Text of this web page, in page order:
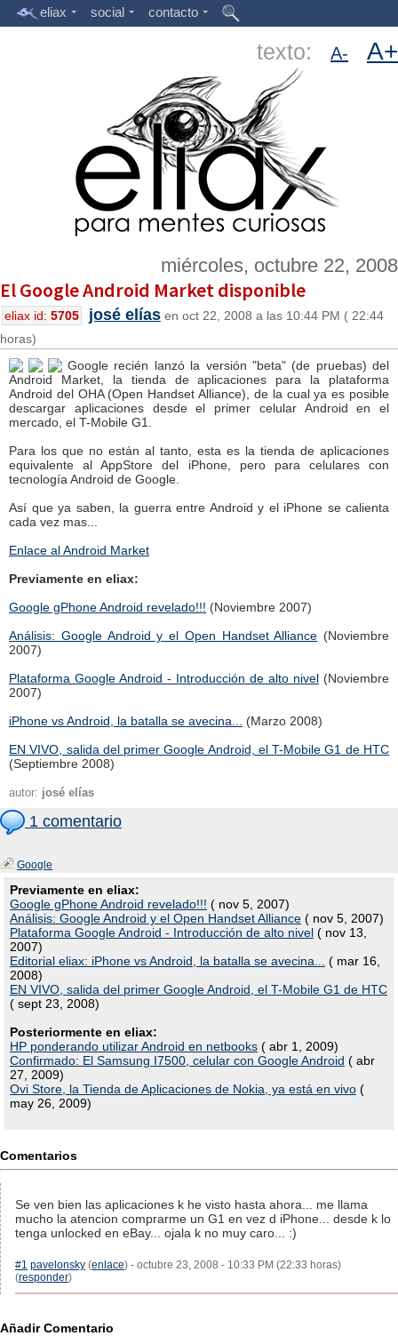
eliax social contacto
texto: A- A+
miércoles, octubre 22, 2008
El Google Android Market disponible
eliax id: 5705 josé elías en oct 22, 2008 a las 10:44 PM ( 22:44
horas)
Google recién lanzó la versión "beta" (de pruebas) del
Android Market, la tienda de aplicaciones para la plataforma
Android del OHA (Open Handset Alliance), de la cual ya es posible
descargar aplicaciones desde el primer celular Android en el
mercado, el T-Mobile G1.
Para los que no están al tanto, esta es la tienda de aplicaciones
equivalente al AppStore del iPhone, pero para celulares con
tecnología Android de Google.
Así que ya saben, la guerra entre Android y el iPhone se calienta
cada vez mas...
Enlace al Android Market
Previamente en eliax:
Google gPhone Android revelado!!! (Noviembre 2007)
Análisis: Google Android y el Open Handset Alliance (Noviembre
2007)
Plataforma Google Android - Introducción de alto nivel (Noviembre
2007)
iPhone vs Android, la batalla se avecina...
(Marzo 2008)
EN VIVO, salida del primer Google Android, el T-Mobile G1 de HTC
(Septiembre 2008)
autor: josé elías
1 comentario
Google
Previamente en eliax:
Google gPhone Android revelado!!! ( nov 5, 2007)
Análisis: Google Android y el Open Handset Alliance ( nov 5, 2007)
Plataforma Google Android - Introducción de alto nivel ( nov 13,
2007)
Editorial eliax: iPhone vs Android, la batalla se avecina...
( mar 16,
2008)
EN VIVO, salida del primer Google Android, el T-Mobile G1 de HTC
( sept 23, 2008)
Posteriormente en eliax:
HP ponderando utilizar Android en netbooks ( abr 1, 2009)
Confirmado: El Samsung I7500, celular con Google Android ( abr
27, 2009)
Ovi Store, la Tienda de Aplicaciones de Nokia, ya está en vivo (
may 26, 2009)
Comentarios
Se ven bien las aplicaciones k he visto hasta ahora... me llama
mucho la atencion comprarme un G1 en vez d iPhone... desde k lo
tenga unlocked en eBay... ojala k no muy caro... :)
#1 pavelonsky (enlace) - octubre 23, 2008 - 10:33 PM (22:33 horas)
(responder)
Añadir Comentario